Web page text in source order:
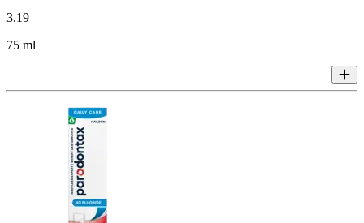
3.19
75 ml